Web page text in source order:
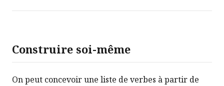
Construire soi-même
On peut concevoir une liste de verbes à partir de